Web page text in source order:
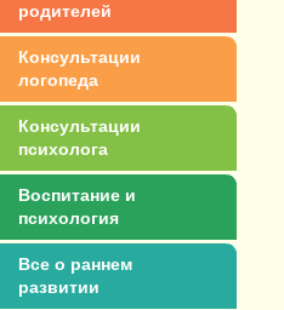
родителей
Консультации
логопеда
Консультации
психолога
Воспитание и
психология
Все о раннем
развитии